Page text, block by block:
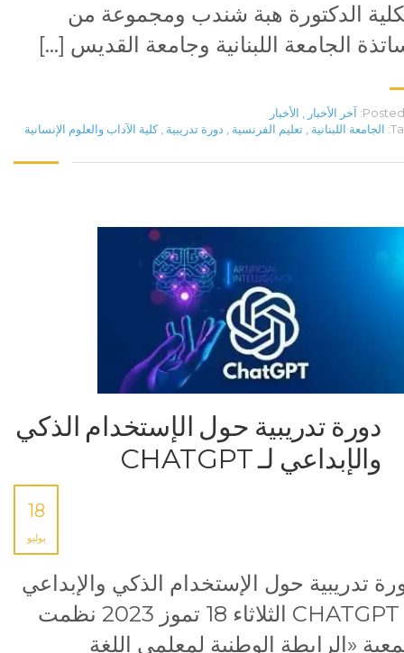
الدكتورة هبة شندب ومجموعة من
الجامعة اللبنانية وجامعة القديس […]
Posted آخر الأخبار , الأخبار
الجامعة اللبنانية , تعليم الفرنسية , دورة تدريبية , كلية الآداب والعلوم الإنسانية
دورة تدريبية حول الإستخدام الذكي
والإبداعي لـ CHATGPT
18
يوليو
تدريبية حول الإستخدام الذكي والإبداعي
لـ CHATGPT الثلاثاء 18 تموز 2023 نظمت
«الرابطة الوطنية لمعلمي اللغة